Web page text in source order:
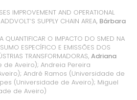
IMPROVEMENT AND OPERATIONAL
SUPPLY CHAIN AREA, Bárbara
QUANTIFICAR O IMPACTO DO SMED NA
ESPECÍFICO E EMISSÕES DOS
TRANSFORMADORAS, Adriana
de Aveiro); Andreia Pereira
André Ramos (Universidade de
(Universidade de Aveiro); Miguel
de Aveiro)